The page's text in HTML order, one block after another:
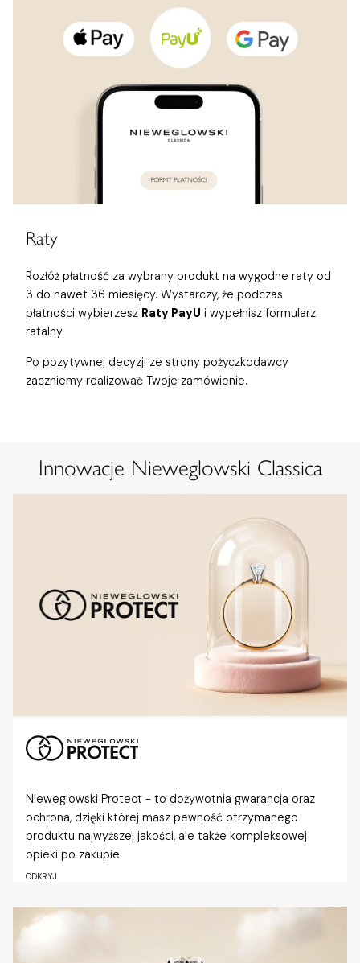
Raty
Rozłóż płatność za wybrany produkt na wygodne raty od
3 do nawet 36 miesięcy. Wystarczy, że podczas
płatności wybierzesz Raty PayU i wypełnisz formularz
ratalny.
Po pozytywnej decyzji ze strony pożyczkodawcy
zaczniemy realizować Twoje zamówienie.
Innowacje Nieweglowski Classica
Nieweglowski Protect - to dożywotnia gwarancja oraz
ochrona, dzięki której masz pewność otrzymanego
produktu najwyższej jakości, ale także kompleksowej
opieki po zakupie.
ODKRYJ